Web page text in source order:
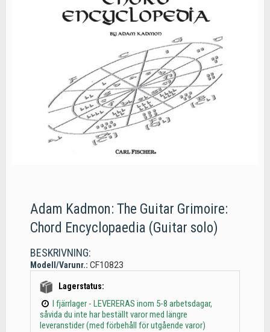
Adam Kadmon: The Guitar Grimoire:
Chord Encyclopaedia (Guitar solo)
BESKRIVNING:
Modell/Varunr.: CF10823
Lagerstatus:
I fjärrlager - LEVERERAS inom 5-8 arbetsdagar,
såvida du inte har beställt varor med längre
leveranstider (med förbehåll för utgående varor)